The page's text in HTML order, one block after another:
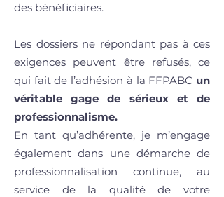
des bénéficiaires.
Les dossiers ne répondant pas à ces
exigences peuvent être refusés, ce
qui fait de l’adhésion à la FFPABC un
véritable gage de sérieux et de
professionnalisme.
En tant qu’adhérente, je m’engage
également dans une démarche de
professionnalisation continue, au
service de la qualité de votre